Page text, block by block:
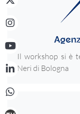
Il workshop si è
Neri di Bologna